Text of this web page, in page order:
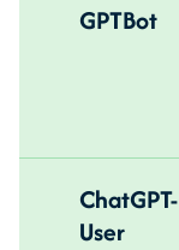
GPTBot
ChatGPT-
User